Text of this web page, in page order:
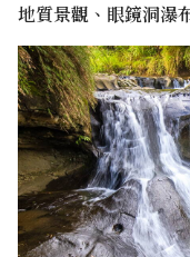
地質景觀、眼鏡洞瀑